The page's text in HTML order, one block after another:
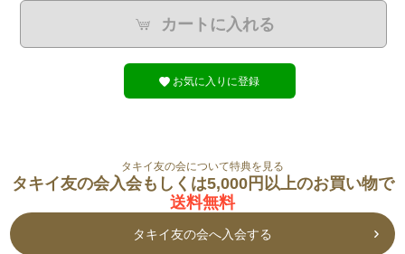
カートに入れる
お気に入りに登録
タキイ友の会について特典を見る
タキイ友の会入会もしくは5,000円以上のお買い物で
送料無料
タキイ友の会へ入会する